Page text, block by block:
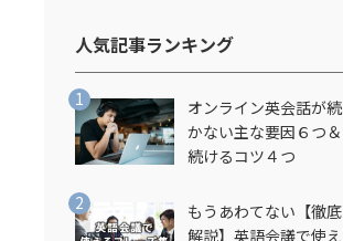
人気記事ランキング​
オンライン英会話が続
かない主な要因６つ＆
続けるコツ４つ
もうあわてない【徹底
解説】英語会議で使え